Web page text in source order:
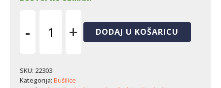
-
Makita
DF0300
+ DODAJ U KOŠARICU
SKU: 22303
Kategorija: Bušilice